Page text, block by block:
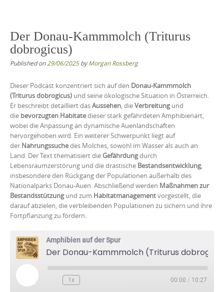
Der Donau-Kammmolch (Triturus
dobrogicus)
Published on29/06/2025byMorgan Rossberg
Dieser Podcast konzentriert sich auf den Donau-Kammmolch
(Triturus dobrogicus) und seine ökologische Situation in Österreich.
Er beschreibt detailliert dasAussehen , dieVerbreitungund
die bevorzugten Habitatedieser stark gefährdeten Amphibienart,
wobei die Anpassung an dynamische Auenlandschaften
hervorgehoben wird. Ein weiterer Schwerpunkt liegt auf
der Nahrungssuchedes Molches, sowohl im Wasser als auch an
Land. Der Text thematisiert die Gefährdungdurch
Lebensraumzerstörung und die drastische Bestandsentwicklung,
insbesondere den Rückgang der Populationen außerhalb des
Nationalparks Donau-Auen. Abschließend werden Maßnahmen zur
Bestandsstützungund zum Habitatmanagementvorgestellt, die
darauf abzielen, die verbleibenden Populationen zu sichern und ihre
Fortpflanzung zu fördern.
Amphibien auf der Spur
Play
Episode
1x 00:00 / 10:27